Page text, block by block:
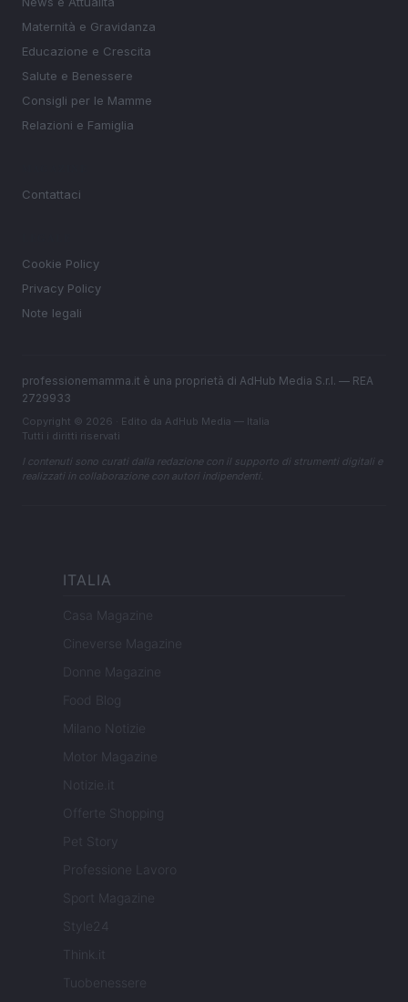
Maternità e Gravidanza
Educazione e Crescita
Salute e Benessere
Consigli per le Mamme
Relazioni e Famiglia
Contattaci
Cookie Policy
Privacy Policy
Note legali
professionemamma.it è una proprietà di AdHub Media S.r.l. — REA
2729933
Copyright © 2026 · Edito da AdHub Media — Italia
Tutti i diritti riservati
I contenuti sono curati dalla redazione con il supporto di strumenti digitali e
realizzati in collaborazione con autori indipendenti.
ITALIA
Casa Magazine
Cineverse Magazine
Donne Magazine
Food Blog
Milano Notizie
Motor Magazine
Notizie.it
Offerte Shopping
Pet Story
Professione Lavoro
Sport Magazine
Style24
Think.it
Tuobenessere